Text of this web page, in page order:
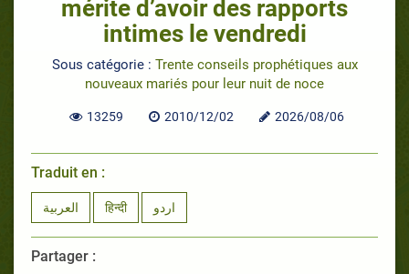
mérite d’avoir des rapports
intimes le vendredi
Sous catégorie : Trente conseils prophétiques aux
nouveaux mariés pour leur nuit de noce
13259 2010/12/02 2026/08/06
Traduit en :
العربية हिन्दी اردو
Partager :